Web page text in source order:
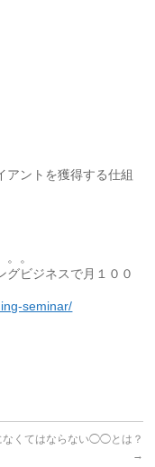
ントを獲得する仕組
。
グビジネスで月１００
seminar/
なくてはならない◯◯とは？
→